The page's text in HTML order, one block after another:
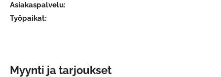
Asiakaspalvelu:
Työpaikat:
Myynti ja tarjoukset